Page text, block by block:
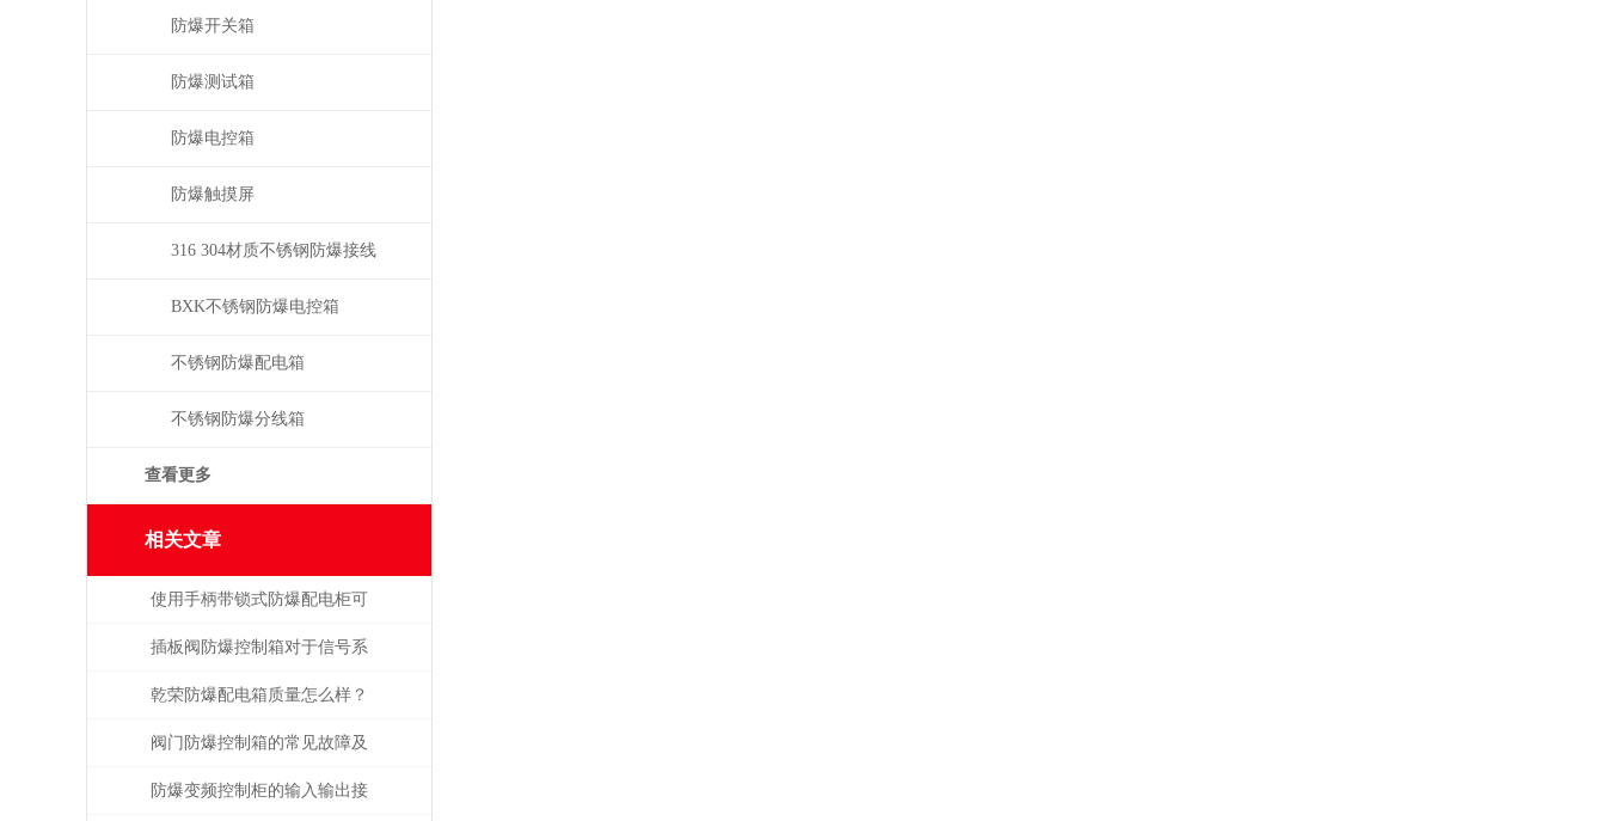
防爆开关箱
防爆测试箱
防爆电控箱
防爆触摸屏
316 304材质不锈钢防爆接线
箱
BXK不锈钢防爆电控箱
不锈钢防爆配电箱
不锈钢防爆分线箱
查看更多
相关文章
使用手柄带锁式防爆配电柜可
保障安全，提高效率
插板阀防爆控制箱对于信号系
统的要求表现在哪里？
乾荣防爆配电箱质量怎么样？
阀门防爆控制箱的常见故障及
其解决方法分析
防爆变频控制柜的输入输出接